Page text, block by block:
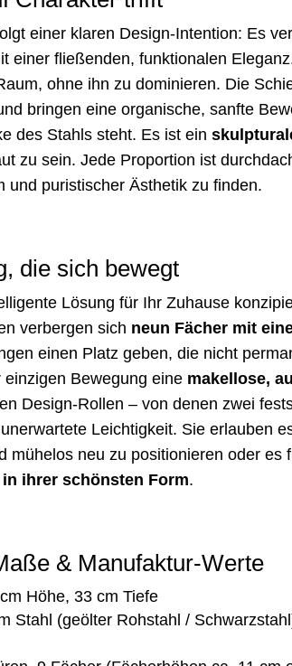
einer klaren Design-Intention: Es
einer fließenden, funktionalen
ohne ihn zu dominieren. Die
bringen eine organische, sanfte
des Stahls steht. Es ist ein
zu sein. Jede Proportion ist
und puristischer Ästhetik zu finden.
die sich bewegt
Lösung für Ihr Zuhause
verbergen sich neun Fächer mit
einen Platz geben, die nicht
Bewegung eine makellose,
Design-Rollen – von denen zwei
Leichtigkeit. Sie erlauben
mühelos neu zu positionieren oder es
ihrer schönsten Form.
& Manufaktur-Werte
Höhe, 33 cm Tiefe
Stahl (geölter Rohstahl /